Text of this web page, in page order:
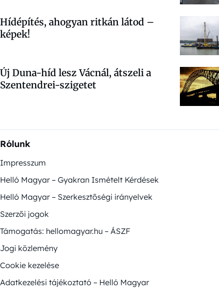
Hídépítés, ahogyan ritkán látod –
képek!
Új Duna-híd lesz Vácnál, átszeli a
Szentendrei-szigetet
Rólunk
Impresszum
Helló Magyar – Gyakran Ismételt Kérdések
Helló Magyar – Szerkesztőségi irányelvek
Szerzői jogok
Támogatás: hellomagyar.hu – ÁSZF
Jogi közlemény
Cookie kezelése
Adatkezelési tájékoztató – Helló Magyar